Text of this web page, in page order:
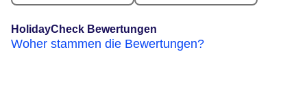
HolidayCheck Bewertungen
Woher stammen die Bewertungen?